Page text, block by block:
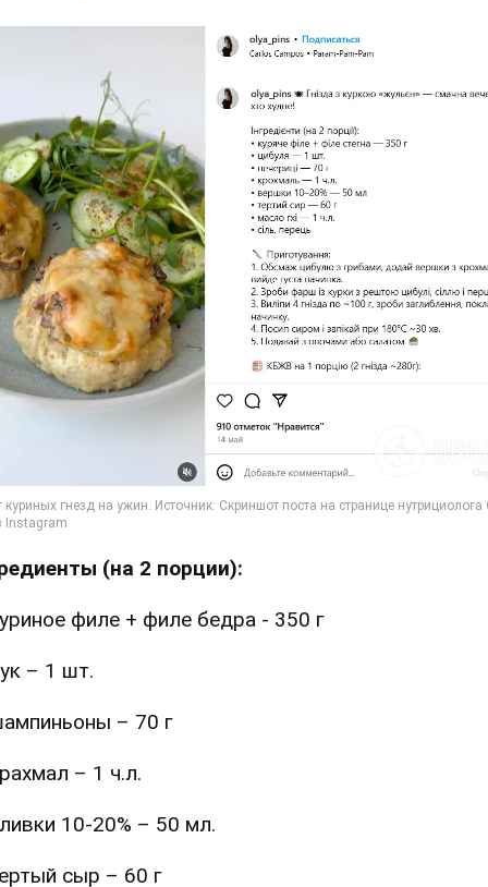
(на 2 порции):
филе + филе бедра - 350 г
– 1 шт.
– 70 г
– 1 ч.л.
10-20% – 50 мл.
сыр – 60 г